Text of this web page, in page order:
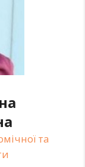
та